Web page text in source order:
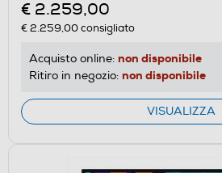
€ 2.259,00
€ 2.259,00consigliato
Acquisto online: non disponibile
Ritiro in negozio: non disponibile
VISUALIZZA